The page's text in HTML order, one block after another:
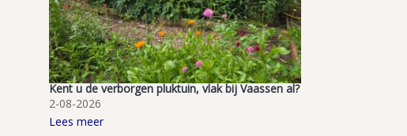
Kent u de verborgen pluktuin, vlak bij Vaassen al?
2-08-2026
Lees meer